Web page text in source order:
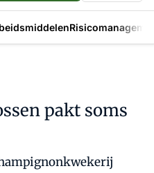
pakt soms